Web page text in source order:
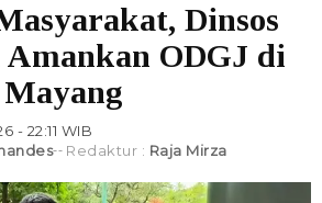
Dinsos
ODGJ di
- 22:11 WIB
Redaktur : Raja Mirza